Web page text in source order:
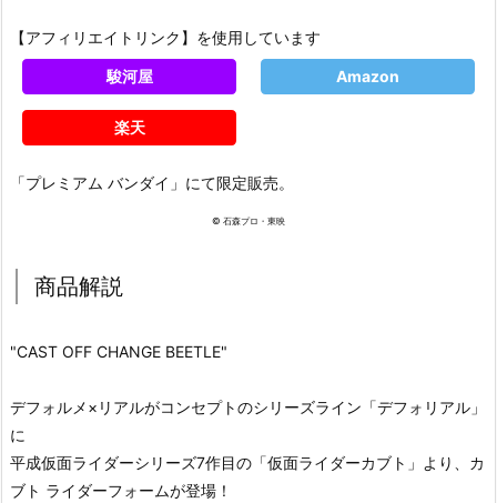
【アフィリエイトリンク】を使用しています
駿河屋 Amazon
楽天
「プレミアム バンダイ」にて限定販売。
© 石森プロ・東映
商品解説
"CAST OFF CHANGE BEETLE"
デフォルメ×リアルがコンセプトのシリーズライン「デフォリアル」
に
平成仮面ライダーシリーズ7作目の「仮面ライダーカブト」より、カ
ブト ライダーフォームが登場！